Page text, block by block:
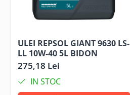
ULEI REPSOL GIANT 9630 LS-
LL 10W-40 5L BIDON
275,18 Lei
IN STOC